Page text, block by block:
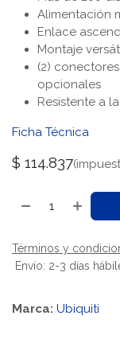
Alimentación
Enlace
Montaje
(2)
opcionales
Resistente a
Ficha Técnica
$ 114.837
Términos y
Envío: 2-3 días
Marca: Ubiquiti